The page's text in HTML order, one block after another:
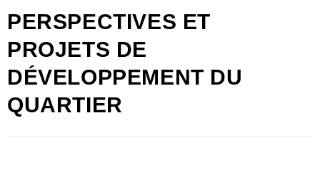
PERSPECTIVES ET
PROJETS DE
DÉVELOPPEMENT DU
QUARTIER